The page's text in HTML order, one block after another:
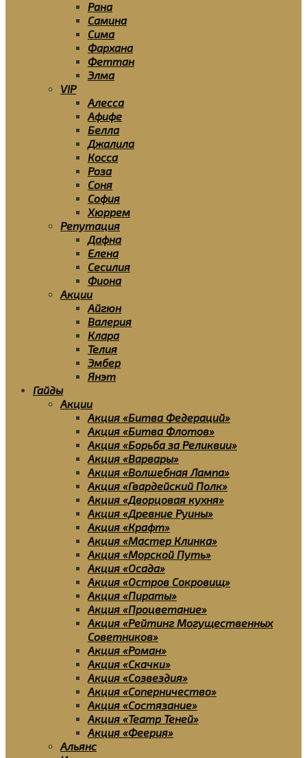
Рана
Самина
Сима
Фархана
Феттан
Элма
VIP
Алесса
Афифе
Белла
Джалила
Косса
Роза
Соня
София
Хюррем
Репутация
Дафна
Елена
Сесилия
Фиона
Акции
Айгюн
Валерия
Клара
Телия
Эмбер
Янэт
Гайды
Акции
Акция «Битва Федераций»
Акция «Битва Флотов»
Акция «Борьба за Реликвии»
Акция «Варвары»
Акция «Волшебная Лампа»
Акция «Гвардейский Полк»
Акция «Дворцовая кухня»
Акция «Древние Руины»
Акция «Крафт»
Акция «Мастер Клинка»
Акция «Морской Путь»
Акция «Осада»
Акция «Остров Сокровищ»
Акция «Пираты»
Акция «Процветание»
Акция «Рейтинг Могущественных
Советников»
Акция «Роман»
Акция «Скачки»
Акция «Созвездия»
Акция «Соперничество»
Акция «Состязание»
Акция «Театр Теней»
Акция «Феерия»
Альянс